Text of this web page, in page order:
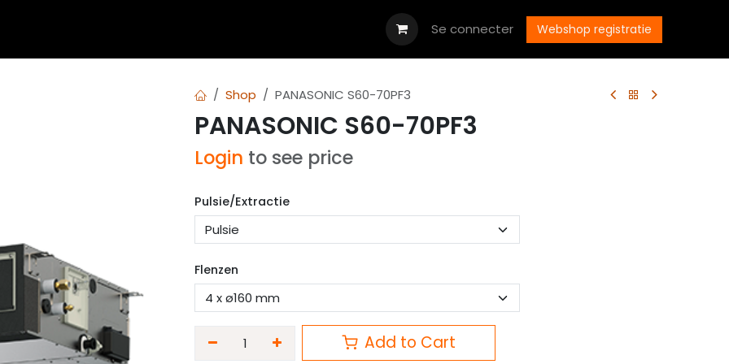
Downloads Postes Contactez-nous
Se connecter Webshop registratie
Shop PANASONIC S60-70PF3
PANASONIC S60-70PF3
Login to see price
Pulsie/Extractie
Flenzen
Add to Cart